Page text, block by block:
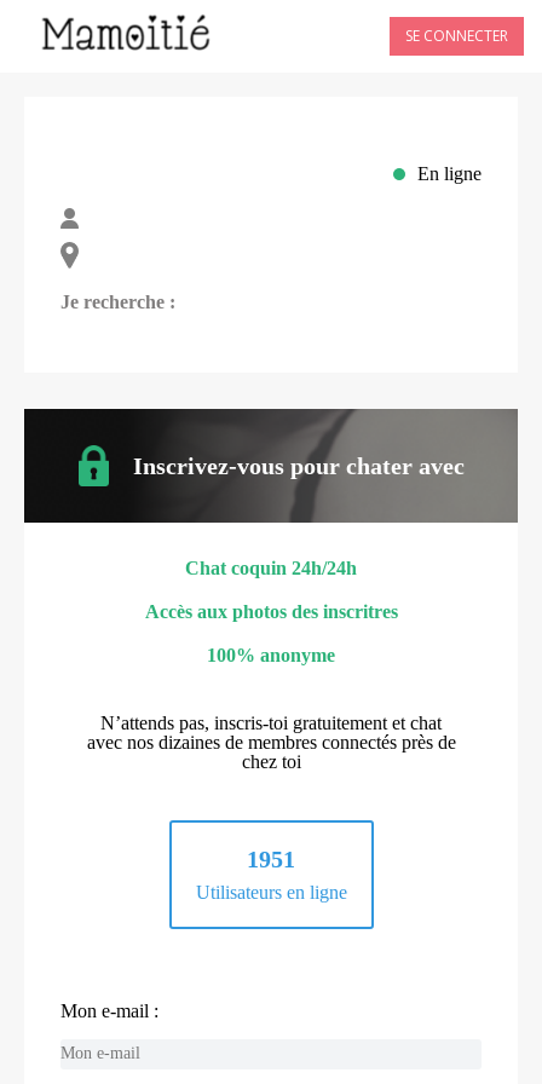
SE CONNECTER
En ligne
Je recherche :
Inscrivez-vous pour chater avec
Chat coquin 24h/24h
Accès aux photos des inscritres
100% anonyme
N’attends pas, inscris-toi gratuitement et chat
avec nos dizaines de membres connectés près de
chez toi
1951
Utilisateurs en ligne
Mon e-mail :